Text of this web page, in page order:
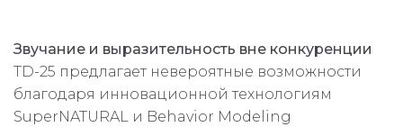
Звучание и выразительность вне конкуренции
TD-25 предлагает невероятные возможности
благодаря инновационной технологиям
SuperNATURAL и Behavior Modeling